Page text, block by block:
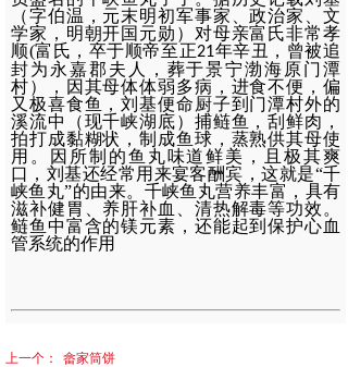
（字伯温，元末明初军事家、政治家、文
学家，明朝开国元勋）对母亲富氏非常孝
顺(富氏，卒于顺帝至正21年辛丑，曾被追
封为永嘉郡夫人，葬于景宁渤海原门潭
村），因其母体体弱多病，进食不便，偏
又极喜食鱼，刘基便命厨子到门潭村外的
溪流中（现千峡湖底）捕鲢鱼，刮鲜肉，
拍打成黏糊状，制成鱼球，蒸熟供其母使
用。因所制的鱼丸味道鲜美，且极其爽
口，刘基还经常用来宴客酬宾，这就是“千
峡鱼丸”的由来。千峡鱼丸营养丰富，具有
滋补健胃、养肝补血、清热解毒等功效。
鲢鱼中富含的镁元素，还能起到保护心血
管系统的作用
上一个：
畲家筒饼